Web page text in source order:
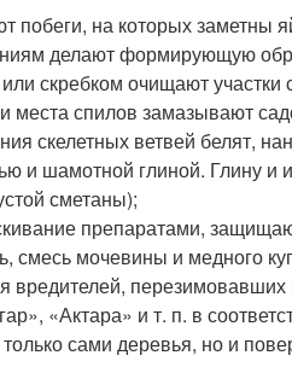
побеги, на которых заметны
делают формирующую
скребком очищают
места спилов замазывают
скелетных ветвей белят,
и шамотной глиной. Глину и
сметаны);
препаратами,
смесь мочевины и медного
вредителей,
«Актара» и т. п. в
сами деревья, но и